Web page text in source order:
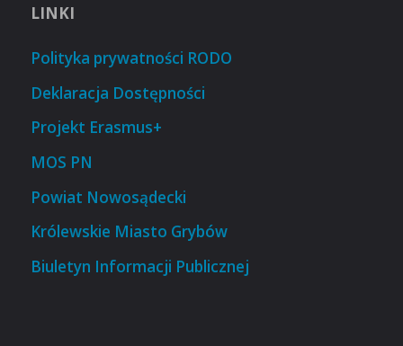
LINKI
Polityka prywatności RODO
Deklaracja Dostępności
Projekt Erasmus+
MOS PN
Powiat Nowosądecki
Królewskie Miasto Grybów
Biuletyn Informacji Publicznej